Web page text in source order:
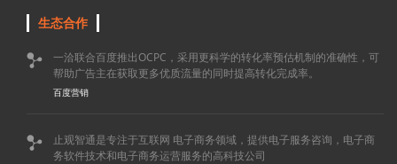
生态合作

一洽联合百度推出OCPC，采用更科学的转化率预估机制的准确性，可
帮助广告主在获取更多优质流量的同时提高转化完成率。
百度营销

止观智通是专注于互联网 电子商务领域，提供电子服务咨询，电子商
务软件技术和电子商务运营服务的高科技公司